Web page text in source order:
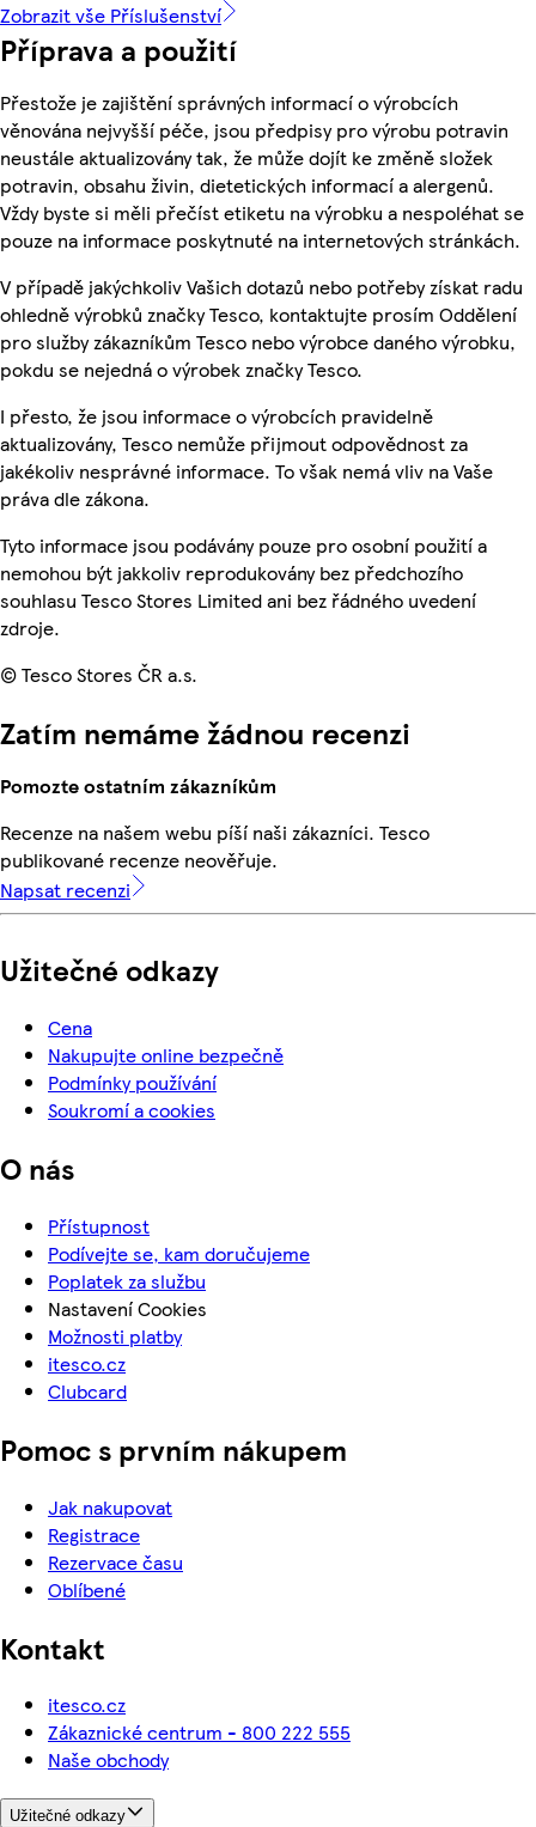
Zobrazit vše Příslušenství
Příprava a použití
Přestože je zajištění správných informací o výrobcích
věnována nejvyšší péče, jsou předpisy pro výrobu potravin
neustále aktualizovány tak, že může dojít ke změně složek
potravin, obsahu živin, dietetických informací a alergenů.
Vždy byste si měli přečíst etiketu na výrobku a nespoléhat se
pouze na informace poskytnuté na internetových stránkách.
V případě jakýchkoliv Vašich dotazů nebo potřeby získat radu
ohledně výrobků značky Tesco, kontaktujte prosím Oddělení
pro služby zákazníkům Tesco nebo výrobce daného výrobku,
pokdu se nejedná o výrobek značky Tesco.
I přesto, že jsou informace o výrobcích pravidelně
aktualizovány, Tesco nemůže přijmout odpovědnost za
jakékoliv nesprávné informace. To však nemá vliv na Vaše
práva dle zákona.
Tyto informace jsou podávány pouze pro osobní použití a
nemohou být jakkoliv reprodukovány bez předchozího
souhlasu Tesco Stores Limited ani bez řádného uvedení
zdroje.
© Tesco Stores ČR a.s.
Zatím nemáme žádnou recenzi
Pomozte ostatním zákazníkům
Recenze na našem webu píší naši zákazníci. Tesco
publikované recenze neověřuje.
Napsat recenzi
Užitečné odkazy
Cena
Nakupujte online bezpečně
Podmínky používání
Soukromí a cookies
O nás
Přístupnost
Podívejte se, kam doručujeme
Poplatek za službu
Nastavení Cookies
Možnosti platby
itesco.cz
Clubcard
Pomoc s prvním nákupem
Jak nakupovat
Registrace
Rezervace času
Oblíbené
Kontakt
itesco.cz
Zákaznické centrum - 800 222 555
Naše obchody
Užitečné odkazy